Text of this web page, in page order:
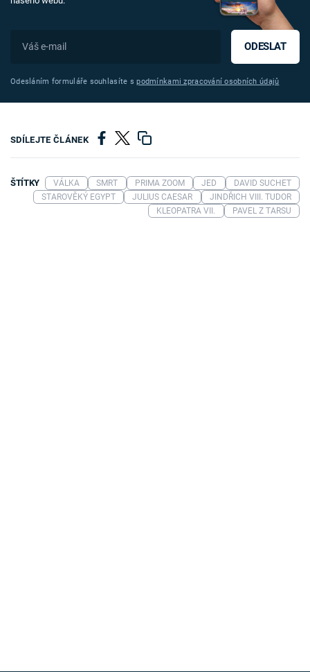
ODESLAT
Odesláním formuláře souhlasíte spodmínkami zpracování osobních údajů
SDÍLEJTE ČLÁNEK
ŠTÍTKY VÁLKA SMRT PRIMA ZOOM JED
DAVID SUCHET
STAROVĚKÝ EGYPT
JULIUS CAESAR
JINDŘICH VIII. TUDOR
KLEOPATRA VII.
PAVEL Z TARSU